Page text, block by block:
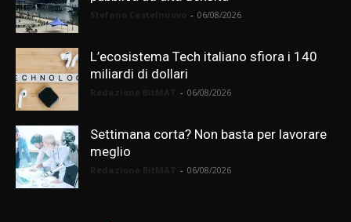
- 06/08/2026
L’ecosistema Tech italiano sfiora i 140
miliardi di dollari
- 06/08/2026
Settimana corta? Non basta per lavorare
meglio
- 06/08/2026